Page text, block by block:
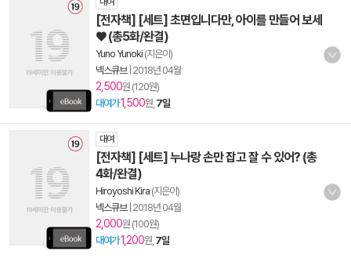
[전자책] [세트] 초면입니다만, 아이를 만들어 보세
♥ (총5화/완결)
Yuno Yunoki (지은이)
넥스큐브| 2018년 04월
2,500원 (120원)
대여가1,500원, 7일
대여
[전자책] [세트] 누나랑 손만 잡고 잘 수 있어? (총
4화/완결)
Hiroyoshi Kira (지은이)
넥스큐브| 2018년 04월
2,000원 (100원)
대여가1,200원, 7일